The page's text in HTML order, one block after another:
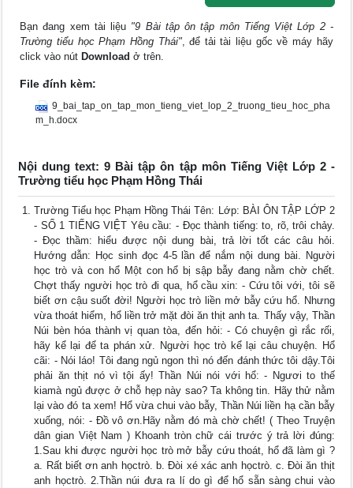
Bạn đang xem tài liệu "9 Bài tập ôn tập môn Tiếng Việt Lớp 2 -
Trường tiểu học Phạm Hồng Thái", để tải tài liệu gốc về máy hãy
click vào nút Download ở trên.
File đính kèm:
9_bai_tap_on_tap_mon_tieng_viet_lop_2_truong_tieu_hoc_pha
m_h.docx
Nội dung text: 9 Bài tập ôn tập môn Tiếng Việt Lớp 2 -
Trường tiểu học Phạm Hồng Thái
Trường Tiểu học Phạm Hồng Thái Tên: Lớp: BÀI ÔN TẬP LỚP 2
- SỐ 1 TIẾNG VIỆT Yêu cầu: - Đọc thành tiếng: to, rõ, trôi chảy.
- Đọc thầm: hiểu được nội dung bài, trả lời tốt các câu hỏi.
Hướng dẫn: Học sinh đọc 4-5 lần để nắm nội dung bài. Người
học trò và con hổ Một con hổ bị sập bẫy đang nằm chờ chết.
Chợt thấy người học trò đi qua, hổ cầu xin: - Cứu tôi với, tôi sẽ
biết ơn cậu suốt đời! Người học trò liền mở bẫy cứu hổ. Nhưng
vừa thoát hiểm, hổ liền trở mặt đòi ăn thịt anh ta. Thấy vậy, Thần
Núi bèn hóa thành vị quan tòa, đến hỏi: - Có chuyện gì rắc rối,
hãy kể lại để ta phán xử. Người học trò kể lại câu chuyện. Hổ
cãi: - Nói láo! Tôi đang ngủ ngon thì nó đến đánh thức tôi dậy.Tôi
phải ăn thịt nó vì tội ấy! Thần Núi nói với hổ: - Ngươi to thế
kiamà ngủ được ở chỗ hẹp này sao? Ta không tin. Hãy thử nằm
lại vào đó ta xem! Hổ vừa chui vào bẫy, Thần Núi liền hạ cần bẫy
xuống, nói: - Đồ vô ơn.Hãy nằm đó mà chờ chết! ( Theo Truyện
dân gian Việt Nam ) Khoanh tròn chữ cái trước ý trả lời đúng:
1.Sau khi được người học trò mở bẫy cứu thoát, hổ đã làm gì ?
a. Rất biết ơn anh họctrò. b. Đòi xé xác anh họctrò. c. Đòi ăn thịt
anh họctrò. 2.Thần núi đưa ra lí do gì để hổ sẵn sàng chui vào